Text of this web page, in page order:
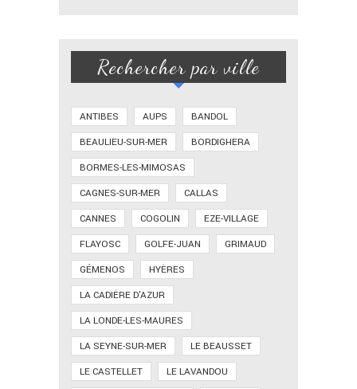
Rechercher par ville
ANTIBES AUPS
BANDOL
BEAULIEU-SUR-MER
BORDIGHERA
BORMES-LES-MIMOSAS
CAGNES-SUR-MER
CALLAS
CANNES
COGOLIN
EZE-VILLAGE
FLAYOSC
GOLFE-JUAN
GRIMAUD
GÉMENOS
HYÈRES
LA CADIÈRE D'AZUR
LA LONDE-LES-MAURES
LA SEYNE-SUR-MER
LE BEAUSSET
LE CASTELLET
LE LAVANDOU